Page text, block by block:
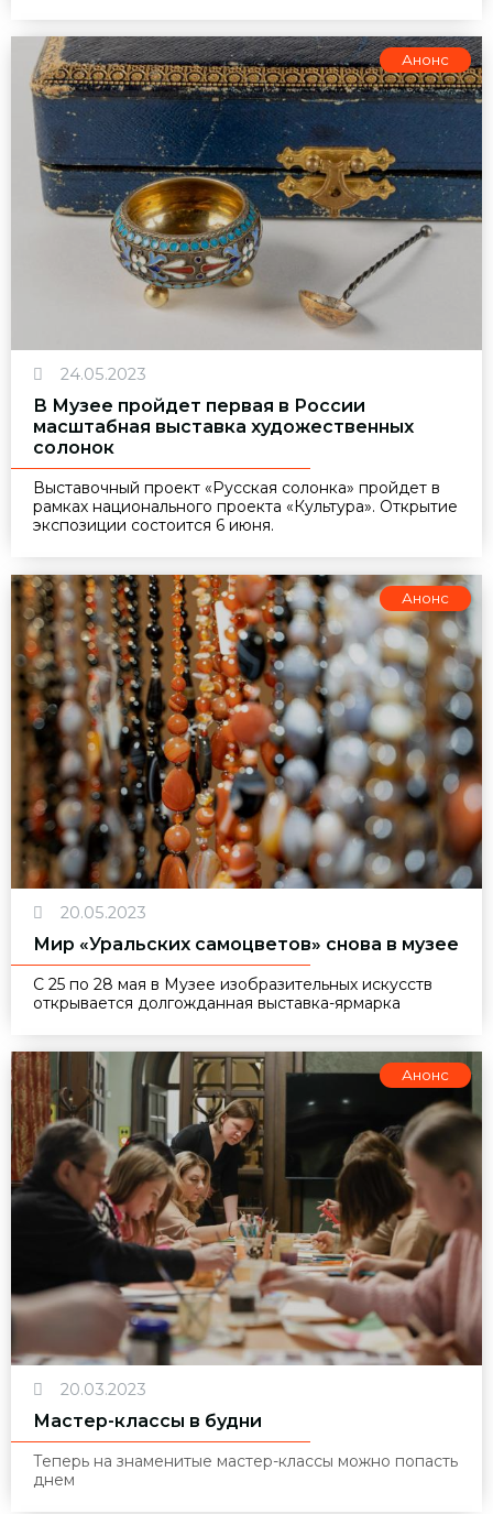
Анонс
24.05.2023
В Музее пройдет первая в России
масштабная выставка художественных
солонок
Выставочный проект «Русская солонка» пройдет в
рамках национального проекта «Культура». Открытие
экспозиции состоится 6 июня.
Анонс
20.05.2023
Мир «Уральских самоцветов» снова в музее
С 25 по 28 мая в Музее изобразительных искусств
открывается долгожданная выставка-ярмарка
Анонс
20.03.2023
Мастер-классы в будни
Теперь на знаменитые мастер-классы можно попасть
днем